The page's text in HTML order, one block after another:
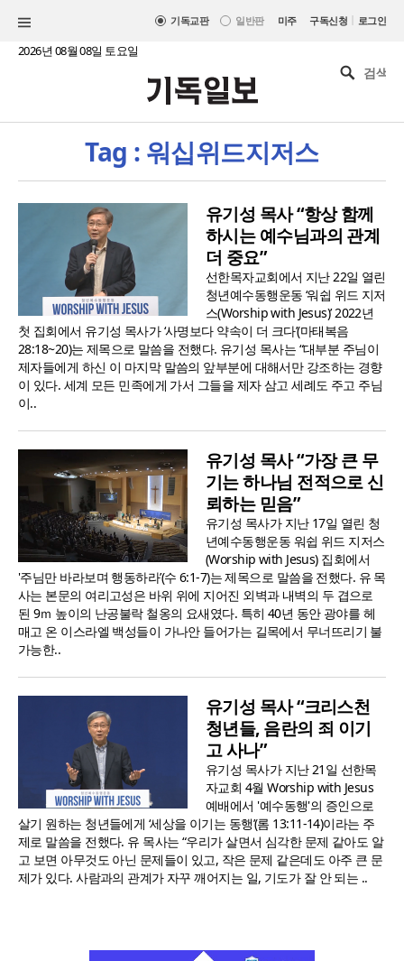
기독교판 일반판 미주 구독신청 | 로그인
2026년 08월 08일 토요일
Tag : 워십위드지저스
유기성 목사 “항상 함께
하시는 예수님과의 관계
더 중요”
선한목자교회에서 지난 22일 열린
청년예수동행운동 ‘워쉽 위드 지저
스(Worship with Jesus)’ 2022년
첫 집회에서 유기성 목사가 ‘사명보다 약속이 더 크다’(마태복음
28:18~20)는 제목으로 말씀을 전했다. 유기성 목사는 “대부분 주님이
제자들에게 하신 이 마지막 말씀의 앞부분에 대해서만 강조하는 경향
이 있다. 세계 모든 민족에게 가서 그들을 제자 삼고 세례도 주고 주님
이..
유기성 목사 “가장 큰 무
기는 하나님 전적으로 신
뢰하는 믿음”
유기성 목사가 지난 17일 열린 청
년예수동행운동 워쉽 위드 지저스
(Worship with Jesus) 집회에서
'주님만 바라보며 행동하라’(수 6:1-7)는 제목으로 말씀을 전했다. 유 목
사는 본문의 여리고성은 바위 위에 지어진 외벽과 내벽의 두 겹으로
된 9ｍ 높이의 난공불락 철옹의 요새였다. 특히 40년 동안 광야를 헤
매고 온 이스라엘 백성들이 가나안 들어가는 길목에서 무너뜨리기 불
가능한..
유기성 목사 “크리스천
청년들, 음란의 죄 이기
고 사나”
유기성 목사가 지난 21일 선한목
자교회 4월 Worship with Jesus
예배에서 '예수동행'의 증인으로
살기 원하는 청년들에게 ‘세상을 이기는 동행’(롬 13:11-14)이라는 주
제로 말씀을 전했다. 유 목사는 “우리가 살면서 심각한 문제 같아도 알
고 보면 아무것도 아닌 문제들이 있고, 작은 문제 같은데도 아주 큰 문
제가 있다. 사람과의 관계가 자꾸 깨어지는 일, 기도가 잘 안 되는 ..